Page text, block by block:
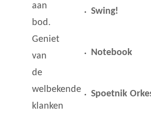
aan
bod.
Geniet
van
de
welbekende
klanken
Swing!
Notebook
Spoetnik